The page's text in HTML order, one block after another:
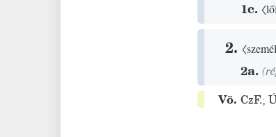
1c.
2.
2a.(
Vö.CzF.;